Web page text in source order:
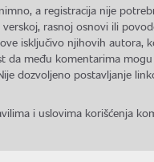
a registracija nije
rasnoj osnovi ili
isključivo njihovih autora,
među komentarima
dozvoljeno postavljanje
i uslovima korišćenja